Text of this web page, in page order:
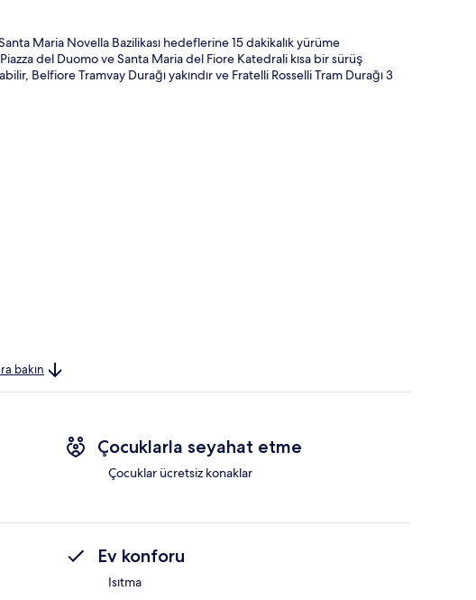
Maria Novella Bazilikası hedeflerine 15 dakikalık yürüme
del Duomo ve Santa Maria del Fiore Katedrali kısa bir sürüş
Belfiore Tramvay Durağı yakındır ve Fratelli Rosselli Tram Durağı 3
bakın
Çocuklarla seyahat etme
Çocuklar ücretsiz konaklar
Ev konforu
Isıtma